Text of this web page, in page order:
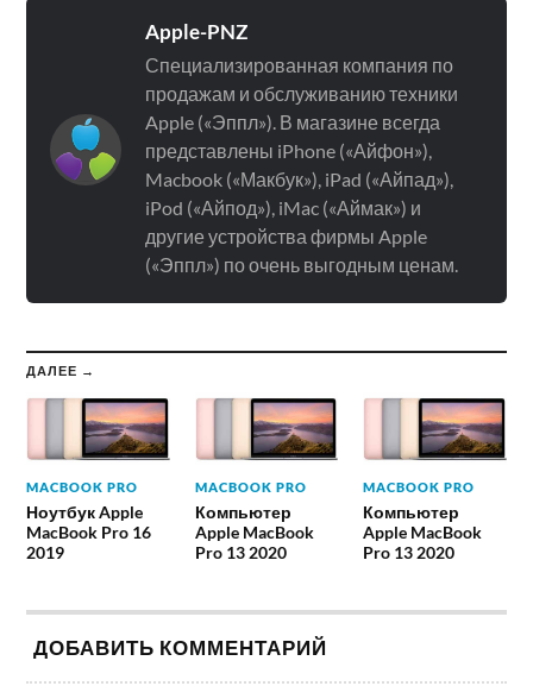
Apple-PNZ
Специализированная компания по
продажам и обслуживанию техники
Apple («Эппл»). В магазине всегда
представлены iPhone («Айфон»),
Macbook («Макбук»), iPad («Айпад»),
iPod («Айпод»), iMac («Аймак») и
другие устройства фирмы Apple
(«Эппл») по очень выгодным ценам.
ДАЛЕЕ →
MACBOOK PRO
Ноутбук Apple
MacBook Pro 16
2019
MACBOOK PRO
Компьютер
Apple MacBook
Pro 13 2020
MACBOOK PRO
Компьютер
Apple MacBook
Pro 13 2020
ДОБАВИТЬ КОММЕНТАРИЙ